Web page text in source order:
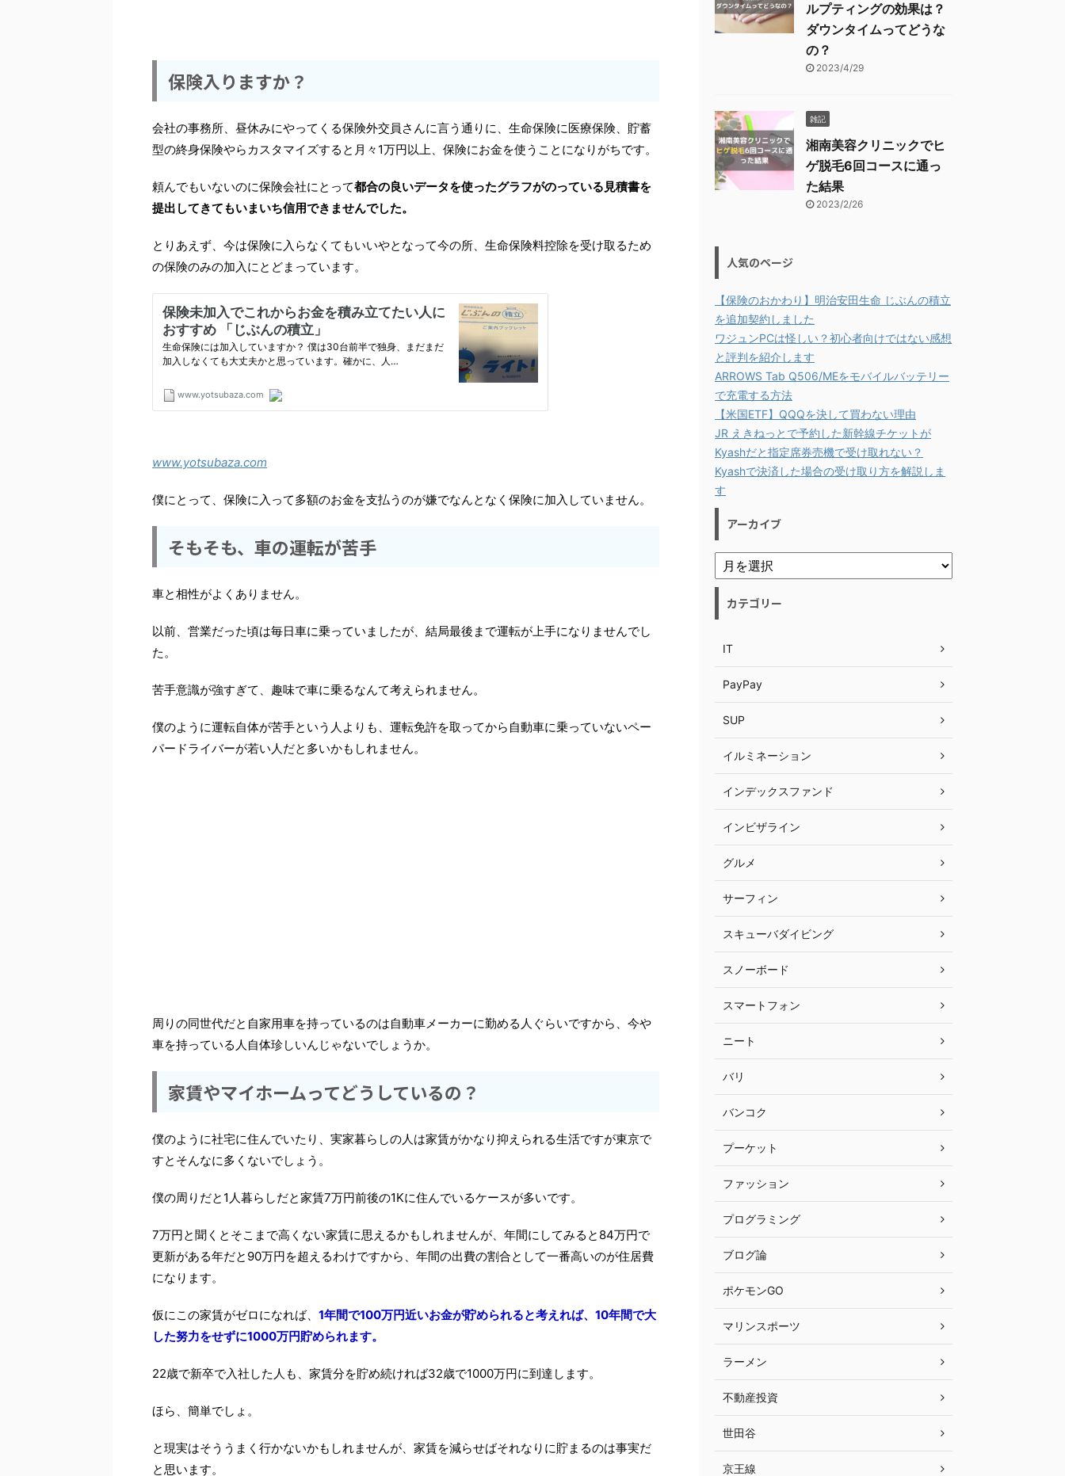
保険入りますか？
会社の事務所、昼休みにやってくる保険外交員さんに言う通りに、生命保険に医療保険、貯蓄
型の終身保険やらカスタマイズすると月々1万円以上、保険にお金を使うことになりがちです。
頼んでもいないのに保険会社にとって都合の良いデータを使ったグラフがのっている見積書を
提出してきてもいまいち信用できませんでした。
とりあえず、今は保険に入らなくてもいいやとなって今の所、生命保険料控除を受け取るため
の保険のみの加入にとどまっています。
www.yotsubaza.com
僕にとって、保険に入って多額のお金を支払うのが嫌でなんとなく保険に加入していません。
そもそも、車の運転が苦手
車と相性がよくありません。
以前、営業だった頃は毎日車に乗っていましたが、結局最後まで運転が上手になりませんでし
た。
苦手意識が強すぎて、趣味で車に乗るなんて考えられません。
僕のように運転自体が苦手という人よりも、運転免許を取ってから自動車に乗っていないペー
パードライバーが若い人だと多いかもしれません。
周りの同世代だと自家用車を持っているのは自動車メーカーに勤める人ぐらいですから、今や
車を持っている人自体珍しいんじゃないでしょうか。
家賃やマイホームってどうしているの？
僕のように社宅に住んでいたり、実家暮らしの人は家賃がかなり抑えられる生活ですが東京で
すとそんなに多くないでしょう。
僕の周りだと1人暮らしだと家賃7万円前後の1Kに住んでいるケースが多いです。
7万円と聞くとそこまで高くない家賃に思えるかもしれませんが、年間にしてみると84万円で
更新がある年だと90万円を超えるわけですから、年間の出費の割合として一番高いのが住居費
になります。
仮にこの家賃がゼロになれば、 1年間で100万円近いお金が貯められると考えれば、10年間で大
した努力をせずに1000万円貯められます。
22歳で新卒で入社した人も、家賃分を貯め続ければ32歳で1000万円に到達します。
ほら、簡単でしょ。
と現実はそううまく行かないかもしれませんが、家賃を減らせばそれなりに貯まるのは事実だ
と思います。
ルプティングの効果は？
ダウンタイムってどうな
の？
2023/4/29
雑記
湘南美容クリニックでヒ
ゲ脱毛6回コースに通っ
た結果
2023/2/26
人気のページ
【保険のおかわり】明治安田生命 じぶんの積立
を追加契約しました
ワジュンPCは怪しい？初心者向けではない感想
と評判を紹介します
ARROWS Tab Q506/MEをモバイルバッテリー
で充電する方法
【米国ETF】QQQを決して買わない理由
JR えきねっとで予約した新幹線チケットが
Kyashだと指定席券売機で受け取れない？
Kyashで決済した場合の受け取り方を解説しま
す
アーカイブ
カテゴリー
IT
PayPay
SUP
イルミネーション
インデックスファンド
インビザライン
グルメ
サーフィン
スキューバダイビング
スノーボード
スマートフォン
ニート
バリ
バンコク
プーケット
ファッション
プログラミング
ブログ論
ポケモンGO
マリンスポーツ
ラーメン
不動産投資
世田谷
京王線